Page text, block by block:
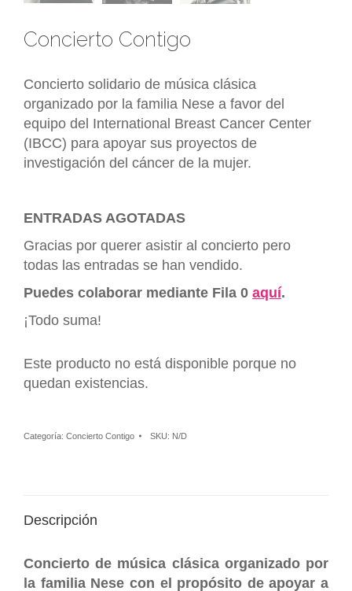
Concierto Contigo
Concierto solidario de música clásica
organizado por la familia Nese a favor del
equipo del International Breast Cancer Center
(IBCC) para apoyar sus proyectos de
investigación del cáncer de la mujer.
ENTRADAS AGOTADAS
Gracias por querer asistir al concierto pero
todas las entradas se han vendido.
Puedes colaborar mediante Fila 0 aquí.
¡Todo suma!
Este producto no está disponible porque no
quedan existencias.
Categoría: Concierto Contigo SKU: N/D
Descripción
Concierto de música clásica organizado por
la familia Nese con el propósito de apoyar a